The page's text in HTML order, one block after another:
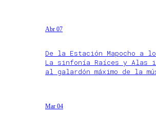
Abr 07
De la Estación Mapocho a
La sinfonía Raíces y Alas
al galardón máximo de la
Mar 04